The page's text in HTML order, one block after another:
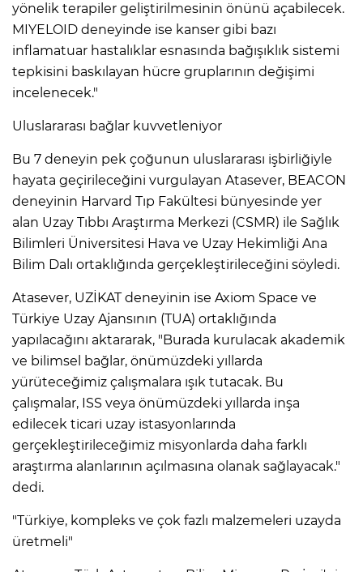
yönelik terapiler geliştirilmesinin önünü açabilecek.
MIYELOID deneyinde ise kanser gibi bazı
inflamatuar hastalıklar esnasında bağışıklık sistemi
tepkisini baskılayan hücre gruplarının değişimi
incelenecek."
Uluslararası bağlar kuvvetleniyor
Bu 7 deneyin pek çoğunun uluslararası işbirliğiyle
hayata geçirileceğini vurgulayan Atasever, BEACON
deneyinin Harvard Tıp Fakültesi bünyesinde yer
alan Uzay Tıbbı Araştırma Merkezi (CSMR) ile Sağlık
Bilimleri Üniversitesi Hava ve Uzay Hekimliği Ana
Bilim Dalı ortaklığında gerçekleştirileceğini söyledi.
Atasever, UZİKAT deneyinin ise Axiom Space ve
Türkiye Uzay Ajansının (TUA) ortaklığında
yapılacağını aktararak, "Burada kurulacak akademik
ve bilimsel bağlar, önümüzdeki yıllarda
yürüteceğimiz çalışmalara ışık tutacak. Bu
çalışmalar, ISS veya önümüzdeki yıllarda inşa
edilecek ticari uzay istasyonlarında
gerçekleştirileceğimiz misyonlarda daha farklı
araştırma alanlarının açılmasına olanak sağlayacak."
dedi.
"Türkiye, kompleks ve çok fazlı malzemeleri uzayda
üretmeli"